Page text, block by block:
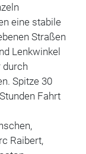
eine stabile
Straßen
Lenkwinkel
durch
Spitze 30
Fahrt
Raibert,